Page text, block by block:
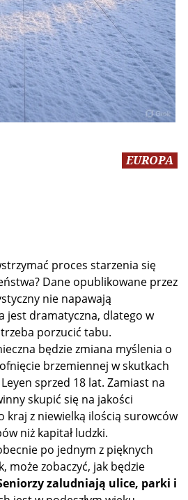
EUROPA
proces starzenia się
Dane opublikowane przez
nie napawają
jest dramatyczna, dlatego w
porzucić tabu.
będzie zmiana myślenia o
brzemiennej w skutkach
sprzed 18 lat. Zamiast na
skupić się na jakości
kraj z niewielką ilością surowców
niż kapitał ludzki.
po jednym z pięknych
może zobaczyć, jak będzie
zaludniają ulice, parki i